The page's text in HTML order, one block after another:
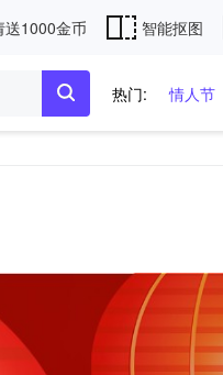
送1000金币 智能抠图
热门: 情人节